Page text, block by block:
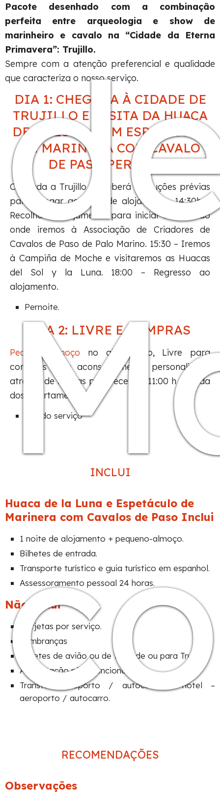
Pacote desenhado com a combinação
perfeita entre arqueologia e show de
marinheiro e cavalo na “Cidade da Eterna
Primavera”: Trujillo.
Sempre com a atenção preferencial e qualidade
que caracteriza o nosso serviço.
DIA 1: CHEGADA À CIDADE DE
TRUJILLO E VISITA DA HUACA
DE LA LUNA COM ESPETÁCULO
DE MARINERA COM CAVALO
DE PASO PERUANO.
Chegada a Trujillo, Receberá instruções prévias
para chegar ao local de alojamento, 14:30h –
Recolha no alojamento para iniciar a excursão
onde iremos à Associação de Criadores de
Cavalos de Paso de Palo Marino. 15:30 – Iremos
à Campiña de Moche e visitaremos as Huacas
del Sol y la Luna. 18:00 – Regresso ao
alojamento.
Pernoite.
DIA 2: LIVRE E COMPRAS
Pequeno-almoço no alojamento, Livre para
compras com aconselhamento personalizado
através de mapas pela receção, 11:00 h – Saída
dos apartamentos.
Fim do serviço
INCLUI
Huaca de la Luna e Espetáculo de
Marinera com Cavalos de Paso Inclui
1 noite de alojamento + pequeno-almoço.
Bilhetes de entrada.
Transporte turístico e guia turístico em espanhol.
Assessoramento pessoal 24 horas.
Não inclui
Gorjetas por serviço.
Lembranças
Bilhetes de avião ou de terra de ou para Trujillo.
Alimentação não mencionada.
Transfer aeroporto / autocarro – hotel –
aeroporto / autocarro.
RECOMENDAÇÕES
Observações